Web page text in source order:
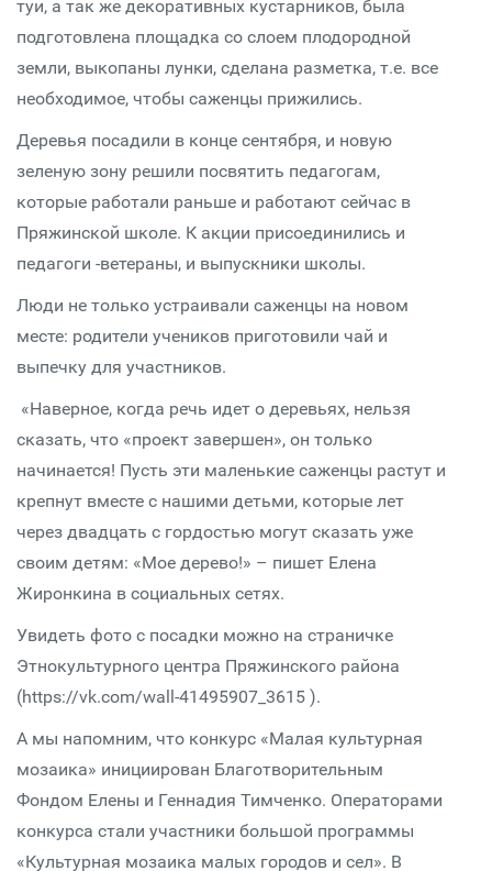
туи, а так же декоративных кустарников, была
подготовлена площадка со слоем плодородной
земли, выкопаны лунки, сделана разметка, т.е. все
необходимое, чтобы саженцы прижились.
Деревья посадили в конце сентября, и новую
зеленую зону решили посвятить педагогам,
которые работали раньше и работают сейчас в
Пряжинской школе. К акции присоединились и
педагоги -ветераны, и выпускники школы.
Люди не только устраивали саженцы на новом
месте: родители учеников приготовили чай и
выпечку для участников.
«Наверное, когда речь идет о деревьях, нельзя
сказать, что «проект завершен», он только
начинается! Пусть эти маленькие саженцы растут и
крепнут вместе с нашими детьми, которые лет
через двадцать с гордостью могут сказать уже
своим детям: «Мое дерево!» – пишет Елена
Жиронкина в социальных сетях.
Увидеть фото с посадки можно на страничке
Этнокультурного центра Пряжинского района
(https://vk.com/wall-41495907_3615 ).
А мы напомним, что конкурс «Малая культурная
мозаика» инициирован Благотворительным
Фондом Елены и Геннадия Тимченко. Операторами
конкурса стали участники большой программы
«Культурная мозаика малых городов и сел». В